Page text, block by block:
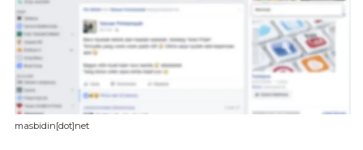
masbidin[dot]net